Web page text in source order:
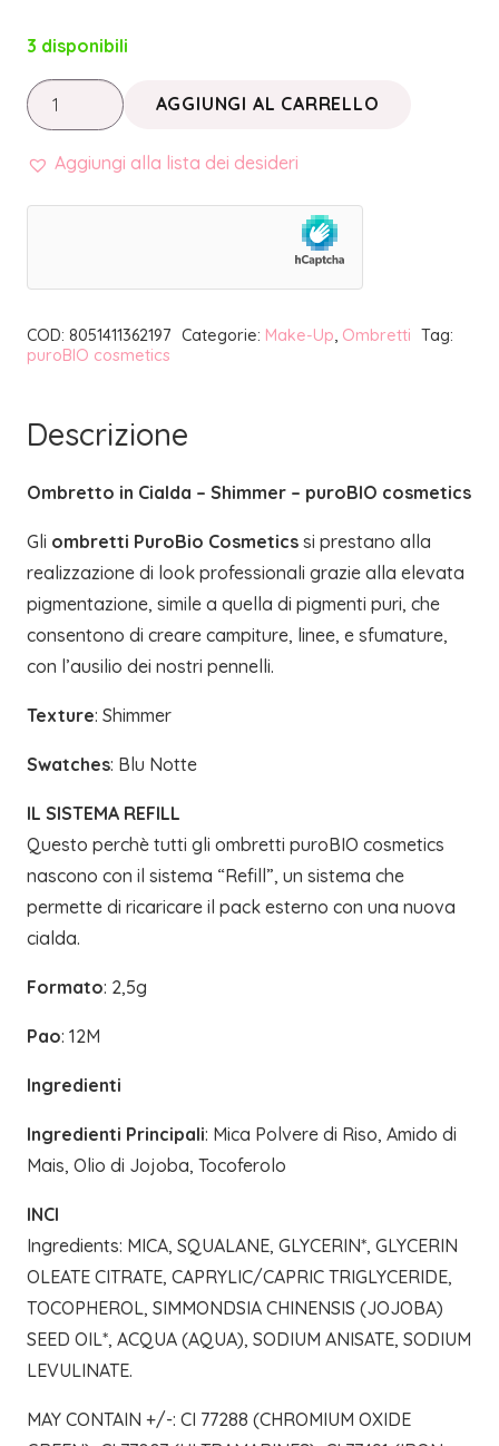
3 disponibili
OMBRETTO
IN
CIALDA
|
quantità
AGGIUNGI AL CARRELLO
Aggiungi alla lista dei desideri
COD: 8051411362197 Categorie: Make-Up, Ombretti Tag:
puroBIO cosmetics
Descrizione
Ombretto in Cialda – Shimmer – puroBIO cosmetics
Gli ombretti PuroBio Cosmetics si prestano alla
realizzazione di look professionali grazie alla elevata
pigmentazione, simile a quella di pigmenti puri, che
consentono di creare campiture, linee, e sfumature,
con l’ausilio dei nostri pennelli.
Texture: Shimmer
Swatches: Blu Notte
IL SISTEMA REFILL
Questo perchè tutti gli ombretti puroBIO cosmetics
nascono con il sistema “Refill”, un sistema che
permette di ricaricare il pack esterno con una nuova
cialda.
Formato: 2,5g
Pao: 12M
Ingredienti
Ingredienti Principali: Mica Polvere di Riso, Amido di
Mais, Olio di Jojoba, Tocoferolo
INCI
Ingredients: MICA, SQUALANE, GLYCERIN*, GLYCERIN
OLEATE CITRATE, CAPRYLIC/CAPRIC TRIGLYCERIDE,
TOCOPHEROL, SIMMONDSIA CHINENSIS (JOJOBA)
SEED OIL*, ACQUA (AQUA), SODIUM ANISATE, SODIUM
LEVULINATE.
MAY CONTAIN +/-: CI 77288 (CHROMIUM OXIDE